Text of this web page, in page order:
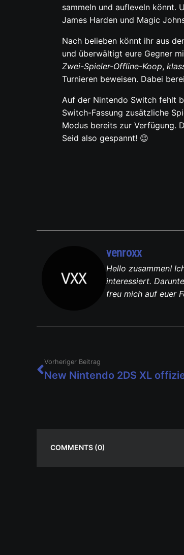
sammeln und aufleveln könnt.
James Harden und Magic
Nach belieben könnt ihr aus
und überwältigt eure Gegner
Zwei-Spieler-Offline-Koop,
Turnieren beweisen. Dabei
Auf der Nintendo Switch fehlt
Switch-Fassung zusätzliche
Modus bereits zur Verfügung.
Seid also gespannt! 😉
venroxx
Hello zusammen!
interessiert.
freu mich auf euer
Vorheriger Beitrag
New Nintendo 2DS XL
COMMENTS (0)